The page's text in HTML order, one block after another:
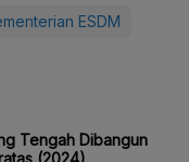
ESDM